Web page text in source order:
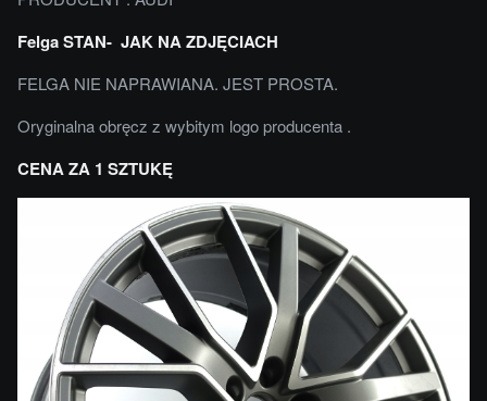
Felga STAN- JAK NA ZDJĘCIACH
FELGA NIE NAPRAWIANA. JEST PROSTA.
Oryginalna obręcz z wybitym logo producenta .
CENA ZA 1 SZTUKĘ